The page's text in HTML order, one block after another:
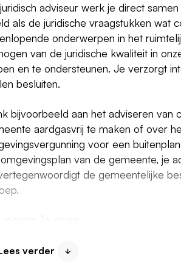
adviseur werk je direct
als de juridische vraagstukken wat
onderwerpen in het
van de juridische kwaliteit in
en te ondersteunen. Je verzorgt
besluiten.
bijvoorbeeld aan het adviseren
aardgasvrij te maken of over
voor een
van de gemeente, je
de gemeentelijke
van en ervaring met de
verder